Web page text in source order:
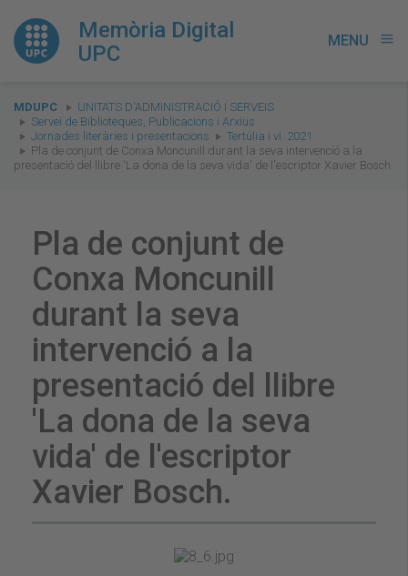
Memòria Digital
UPC
MENU menu
You
are
here:
MDUPC
UNITATS D'ADMINISTRACIÓ I SERVEIS
Servei de Biblioteques, Publicacions i Arxius
Jornades literàries i presentacions
Tertúlia i vi. 2021
Pla de conjunt de Conxa Moncunill durant la seva intervenció a la
presentació del llibre 'La dona de la seva vida' de l'escriptor Xavier Bosch.
Pla de conjunt de
Conxa Moncunill
durant la seva
intervenció a la
presentació del llibre
'La dona de la seva
vida' de l'escriptor
Xavier Bosch.